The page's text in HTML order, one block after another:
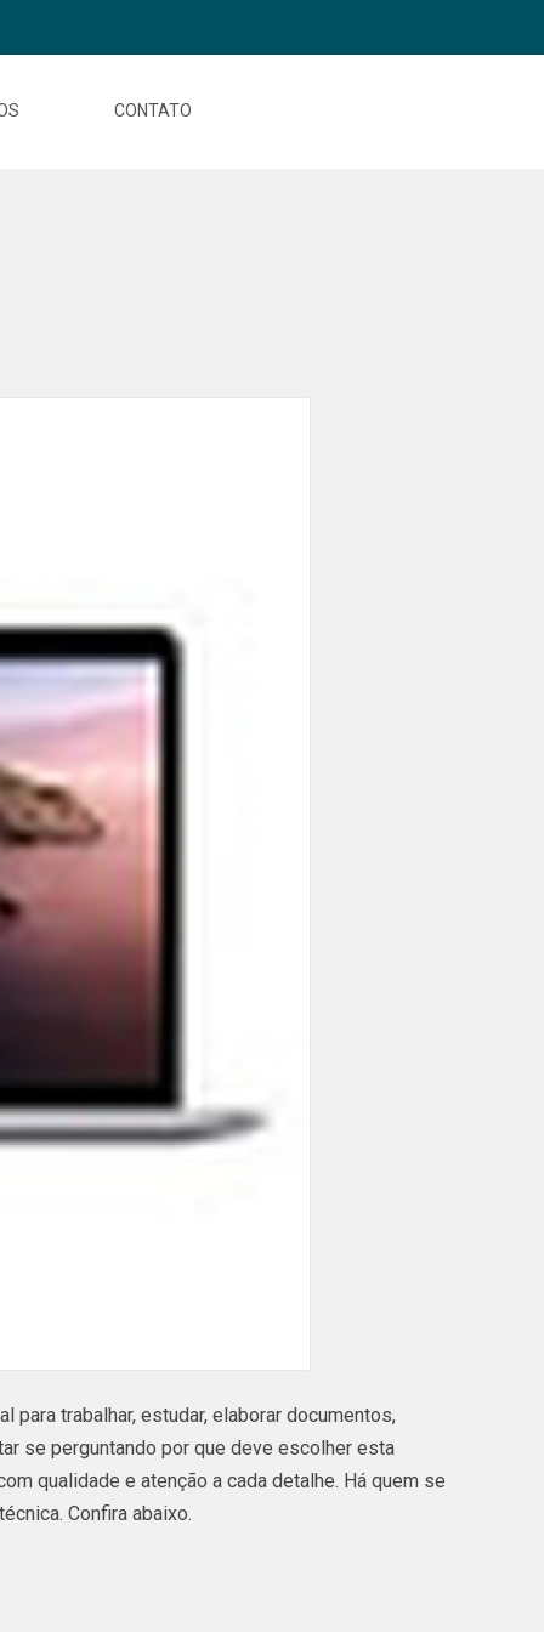
CONTATO
trabalhar, estudar, elaborar documentos,
se perguntando por que deve escolher esta
qualidade e atenção a cada detalhe. Há quem se
Confira abaixo.
12, Iphone 11 128gb, entre outros serviços.